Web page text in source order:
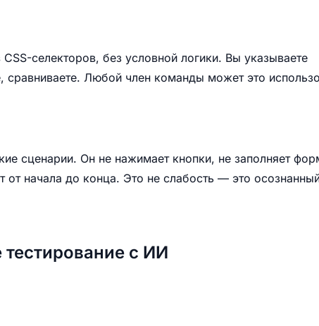
селекторов, без условной логики. Вы указываете
сравниваете. Любой член команды может это
сценарии. Он не нажимает кнопки, не заполняет
от начала до конца. Это не слабость — это
с ИИ